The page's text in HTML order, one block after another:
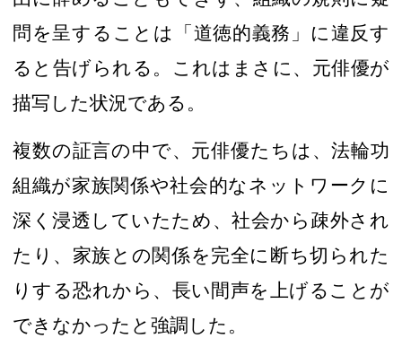
問を呈することは「 道徳的義務」 に違反す
ると告げられる 。
これはまさに、元俳優が
描写した状況である 。
複数の証言の中で、元俳優たちは、法輪功
組織が家族関係や社会的なネットワークに
深く浸透していたため、社会から疎外され
たり、家族との関係を完全に断ち切られた
りする恐れから、長い間声を上げることが
できなかったと強調した。